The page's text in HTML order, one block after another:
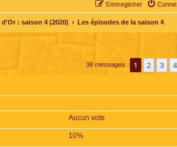
S’enregistrer
: saison 4 (2020) Les épisodes de la saison 4
38 messages 1 2 3 4
Aucun vote
10%